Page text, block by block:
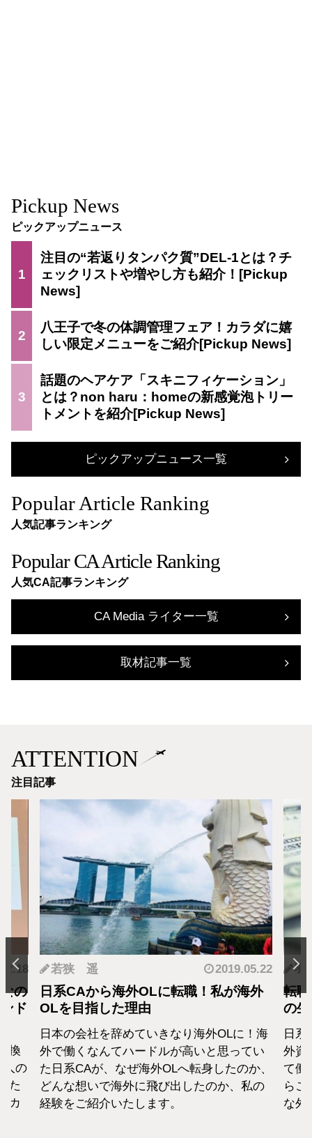
Pickup News
ピックアップニュース
1
注目の“若返りタンパク質”DEL-1とは？チ
ェックリストや増やし方も紹介！
2
八王子で冬の体調管理フェア！カラダに嬉
しい限定メニューをご紹介
3
話題のヘアケア「スキニフィケーション」
とは？non haru：homeの新感覚泡トリー
トメントを紹介
ピックアップニュース一覧
Popular Article Ranking
人気記事ランキング
Popular CA Article Ranking
人気CA記事ランキング
CA Media ライター一覧
取材記事一覧
ATTENTION
注目記事
の
ド
換
人の
た
カ
若狭 遥 2019.05.22
日系CAから海外OLに転職！私が海外
OLを目指した理由
日本の会社を辞めていきなり海外OLに！海
外で働くなんてハードルが高いと思ってい
た日系CAが、なぜ海外OLへ転身したのか、
どんな想いで海外に飛び出したのか、私の
経験をご紹介いたします。
羽
転
の
日
外資
て働
らこ
な外